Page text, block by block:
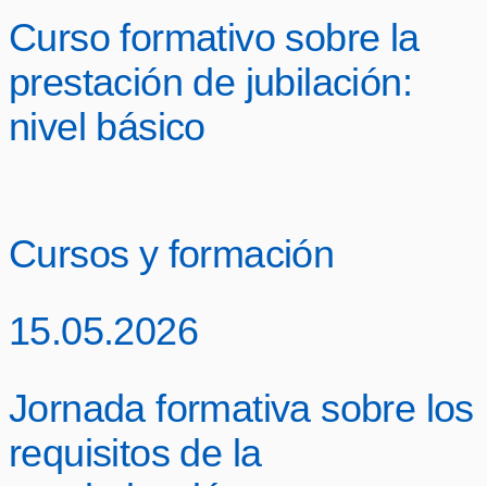
Curso formativo sobre la
prestación de jubilación:
nivel básico
Cursos y formación
15.05.2026
Jornada formativa sobre los
requisitos de la